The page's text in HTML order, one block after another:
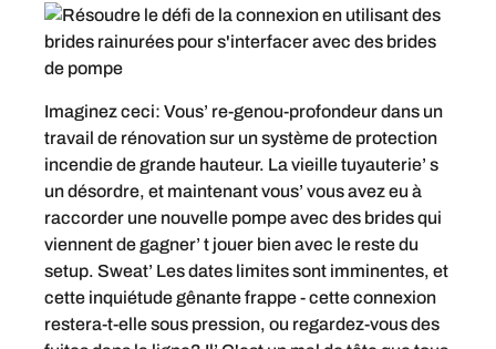
Imaginez ceci: Vous’ re-genou-profondeur dans un
travail de rénovation sur un système de protection
incendie de grande hauteur. La vieille tuyauterie’ s
un désordre, et maintenant vous’ vous avez eu à
raccorder une nouvelle pompe avec des brides qui
viennent de gagner’ t jouer bien avec le reste du
setup. Sweat’ Les dates limites sont imminentes, et
cette inquiétude gênante frappe - cette connexion
restera-t-elle sous pression, ou regardez-vous des